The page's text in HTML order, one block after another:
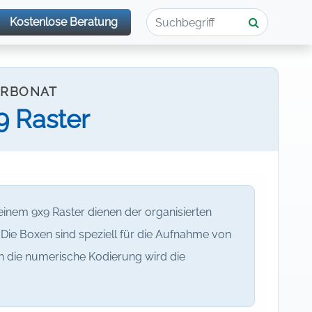
Kostenlose Beratung
Raster
9x9 Raster dienen der organisierten
Boxen sind speziell für die Aufnahme von
die numerische Kodierung wird die